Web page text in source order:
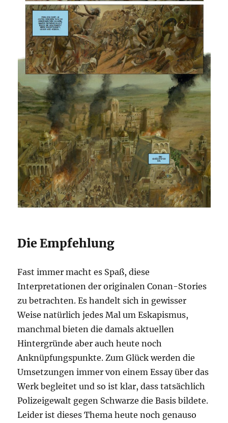
Die Empfehlung
Fast immer macht es Spaß, diese
Interpretationen der originalen Conan-Stories
zu betrachten. Es handelt sich in gewisser
Weise natürlich jedes Mal um Eskapismus,
manchmal bieten die damals aktuellen
Hintergründe aber auch heute noch
Anknüpfungspunkte. Zum Glück werden die
Umsetzungen immer von einem Essay über das
Werk begleitet und so ist klar, dass tatsächlich
Polizeigewalt gegen Schwarze die Basis bildete.
Leider ist dieses Thema heute noch genauso